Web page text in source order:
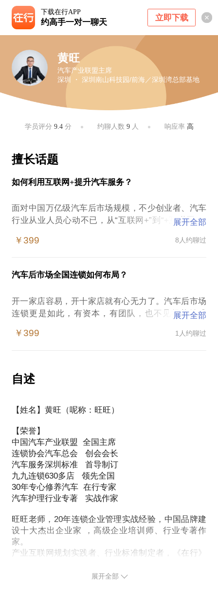
下载在行APP
约高手一对一聊天 立即下载
黄旺
汽车产业联盟主席
深圳 ・ 深圳南山科技园/前海／深圳湾总部基地
学员评分 9.4分 约聊人数 9人 响应率 高
擅长话题
如何利用互联网+提升汽车服务？
面对中国万亿级汽车后市场规模，不少创业者、汽车
行业从业人员心动不已，从“互联网+”到“+互联网”，
务商家，都开始了不同的探索之路...然而，仅仅2015
盲创新，找死！作为一个28年的汽车行业老兵，做过
基层、出过专著、开过连锁店（全国630多家）、玩
互联网，没有什么不能说！话题内容包括：分享汽车
及互联网创业经验；探讨汽车后市场及汽车后服务行
业转型、发展之路。
我愿把我26年经验与你分享，关于创业、互联网、关
展开全部
￥399 8人约聊过
汽车后市场全国连锁如何布局？
开一家店容易，开十家店就有心无力了。汽车后市场
连锁更是如此，有资本，有团队，也不见得能够成
能形成合力，但往往管理松散，连而不锁。目前快速
有致于全国车后服务连锁的朋友们，可以约见探讨，
展开全部
￥399 1人约聊过
自述
【姓名】黄旺（呢称：旺旺）
【荣誉】
中国汽车产业联盟 全国主席
连锁协会汽车总会 创会会长
汽车服务深圳标准 首导制订
九九连锁630多店 领先全国
30年专心修养汽车 在行专家
汽车护理行业专著 实战作家
旺旺老师，20年连锁企业管理实战经验，中国品牌建
设十大杰出企业家 ，高级企业培训师、行业专著作
家。
产业互联网规划实践者、行业标准制定者，《在行》
展开全部